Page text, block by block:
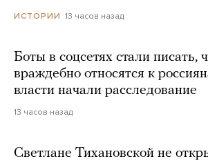
ИСТОРИИ 13 часов назад
Боты в соцсетях стали писать,
враждебно относятся к
власти начали расследование
13 часов назад
Светлане Тихановской не